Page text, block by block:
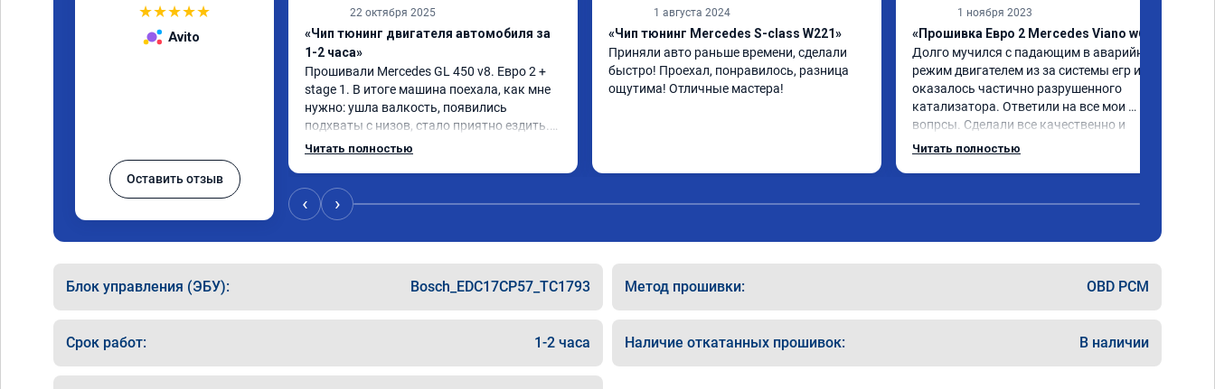
★★★★★
Avito
Оставить отзыв
22 октября 2025
«Чип тюнинг двигателя автомобиля за
1-2 часа»
Прошивали Mercedes GL 450 v8. Евро 2 +
stage 1. В итоге машина поехала, как мне
нужно: ушла валкость, появились
подхваты с низов, стало приятно ездить.
Одни из лучших трат, в авто! 🔥
Читать полностью
1 августа 2024
«Чип тюнинг Mercedes S-class W221»
Приняли авто раньше времени, сделали
быстро! Проехал, понравилось, разница
ощутима! Отличные мастера!
1 ноября 2023
«Прошивка Евро 2 Mercedes Viano w639»
Долго мучился с падающим в аварийный
режим двигателем из за системы егр и как
оказалось частично разрушенного
катализатора. Ответили на все мои
вопрсы. Сделали все качественно и
несмотря на конец рабочего дня
Читать полностью
‹ ›
Блок управления (ЭБУ): Bosch_EDC17CP57_TC1793 Метод прошивки: OBD PCM
Срок работ: 1-2 часа Наличие откатанных прошивок: В наличии